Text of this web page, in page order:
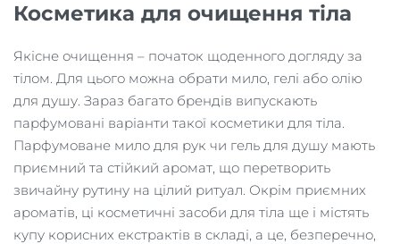
Косметика для очищення тіла
Якісне очищення – початок щоденного догляду за
тілом. Для цього можна обрати мило, гелі або олію
для душу. Зараз багато брендів випускають
парфумовані варіанти такої косметики для тіла.
Парфумоване мило для рук чи гель для душу мають
приємний та стійкий аромат, що перетворить
звичайну рутину на цілий ритуал. Окрім приємних
ароматів, ці косметичні засоби для тіла ще і містять
купу корисних екстрактів в складі, а це, безперечно,